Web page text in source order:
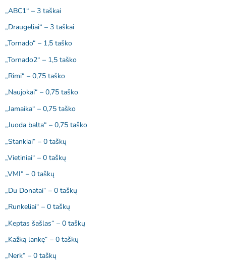
„ABC1“ – 3 taškai
„Draugeliai“ – 3 taškai
„Tornado“ – 1,5 taško
„Tornado2“ – 1,5 taško
„Rimi“ – 0,75 taško
„Naujokai“ – 0,75 taško
„Jamaika“ – 0,75 taško
„Juoda balta“ – 0,75 taško
„Stankiai“ – 0 taškų
„Vietiniai“ – 0 taškų
„VMI“ – 0 taškų
„Du Donatai“ – 0 taškų
„Runkeliai“ – 0 taškų
„Keptas šašlas“ – 0 taškų
„Kažką lankę“ – 0 taškų
„Nerk“ – 0 taškų